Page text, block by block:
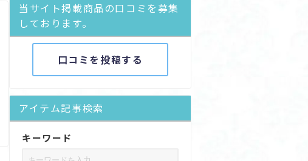
当サイト掲載商品の口コミを募集
しております。
口コミを投稿する
アイテム記事検索
キーワード